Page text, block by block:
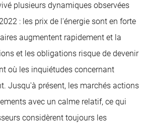
plusieurs dynamiques observées
: les prix de l'énergie sont en forte
augmentent rapidement et la
et les obligations risque de devenir
où les inquiétudes concernant
Jusqu'à présent, les marchés actions
avec un calme relatif, ce qui
considèrent toujours les